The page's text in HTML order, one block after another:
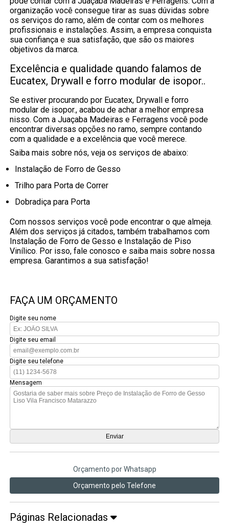
organização você consegue tirar as suas dúvidas sobre
os serviços do ramo, além de contar com os melhores
profissionais e instalações. Assim, a empresa conquista
sua confiança e sua satisfação, que são os maiores
objetivos da marca.
Excelência e qualidade quando falamos de
Eucatex, Drywall e forro modular de isopor..
Se estiver procurando por Eucatex, Drywall e forro
modular de isopor., acabou de achar a melhor empresa
nisso. Com a Juaçaba Madeiras e Ferragens você pode
encontrar diversas opções no ramo, sempre contando
com a qualidade e a excelência que você merece.
Saiba mais sobre nós, veja os serviços de abaixo:
Instalação de Forro de Gesso
Trilho para Porta de Correr
Dobradiça para Porta
Com nossos serviços você pode encontrar o que almeja.
Além dos serviços já citados, também trabalhamos com
Instalação de Forro de Gesso e Instalação de Piso
Vinílico. Por isso, fale conosco e saiba mais sobre nossa
empresa. Garantimos a sua satisfação!
FAÇA UM ORÇAMENTO
Digite seu nome
Digite seu email
Digite seu telefone
Mensagem
Orçamento por Whatsapp
Orçamento pelo Telefone
Páginas Relacionadas